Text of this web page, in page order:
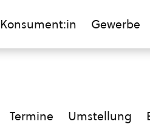
Konsument:in Gewerbe
Termine Umstellung